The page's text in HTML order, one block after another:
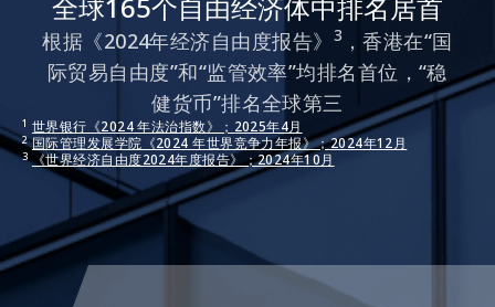
根据《2024年经济自由度报告》 3 ，香港在“国
际贸易自由度”和“监管效率”均排名首位，“稳
健货币”排名全球第三
1 世界银行《2024 年法治指数》；2025年4月
2 国际管理发展学院《2024 年世界竞争力年报》；2024年12月
3 《世界经济自由度2024年度报告》；2024年10月